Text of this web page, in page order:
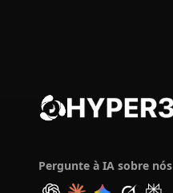
Pergunte à IA sobre nós